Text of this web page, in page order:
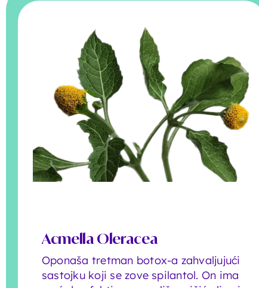
Acmella Oleracea
Oponaša tretman botox-a zahvaljujući
sastojku koji se zove spilantol. On ima